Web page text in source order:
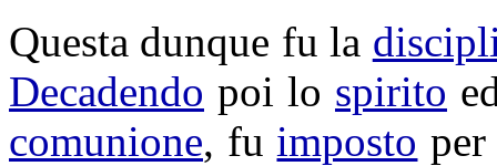
Questa dunque fu la
Decadendo poi lo spirito
comunione, fu imposto